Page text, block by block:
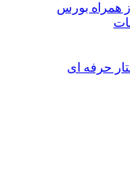
همراه بورس
حرفه­ ای